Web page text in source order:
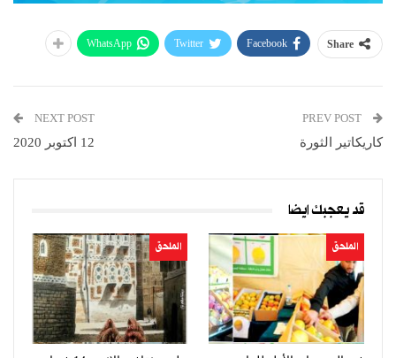
Share
Facebook
Twitter
WhatsApp
كاريكاتير الثورة
NEXT POST
12 اكتوبر 2020
قد يعجبك ايضا
الملحق الملحق